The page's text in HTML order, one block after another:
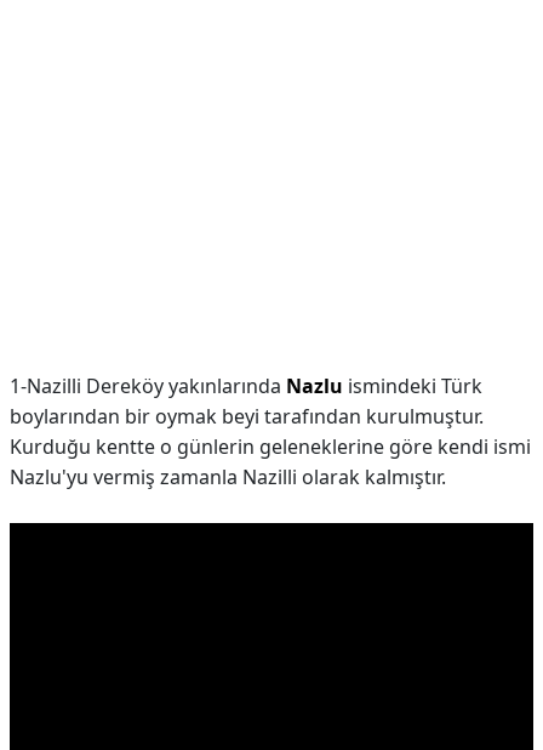
1-Nazilli Dereköy yakınlarında Nazlu ismindeki Türk
boylarından bir oymak beyi tarafından kurulmuştur.
Kurduğu kentte o günlerin geleneklerine göre kendi ismi
Nazlu'yu vermiş zamanla Nazilli olarak kalmıştır.